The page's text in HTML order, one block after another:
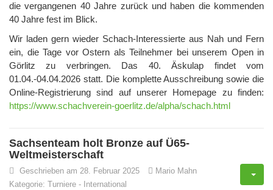
die vergangenen 40 Jahre zurück und haben die kommenden
40 Jahre fest im Blick.
Wir laden gern wieder Schach-Interessierte aus Nah und Fern
ein, die Tage vor Ostern als Teilnehmer bei unserem Open in
Görlitz zu verbringen. Das 40. Äskulap findet vom
01.04.-04.04.2026 statt. Die komplette Ausschreibung sowie die
Online-Registrierung sind auf unserer Homepage zu finden:
https://www.schachverein-goerlitz.de/alpha/schach.html
Sachsenteam holt Bronze auf Ü65-
Weltmeisterschaft
Geschrieben am 28. Februar 2025
Mario Mahn
Kategorie: Turniere - International